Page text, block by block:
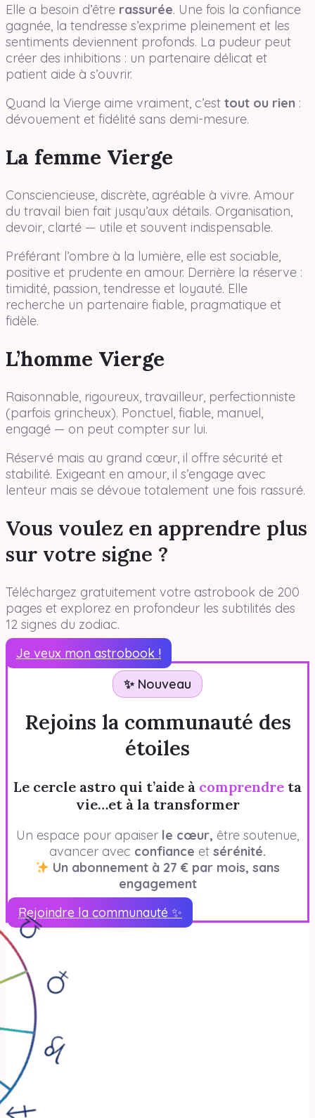
Elle a besoin d’être rassurée. Une fois la confiance
gagnée, la tendresse s’exprime pleinement et les
sentiments deviennent profonds. La pudeur peut
créer des inhibitions : un partenaire délicat et
patient aide à s’ouvrir.
Quand la Vierge aime vraiment, c’est tout ou rien :
dévouement et fidélité sans demi-mesure.
La femme Vierge
Consciencieuse, discrète, agréable à vivre. Amour
du travail bien fait jusqu’aux détails. Organisation,
devoir, clarté — utile et souvent indispensable.
Préférant l’ombre à la lumière, elle est sociable,
positive et prudente en amour. Derrière la réserve :
timidité, passion, tendresse et loyauté. Elle
recherche un partenaire fiable, pragmatique et
fidèle.
L’homme Vierge
Raisonnable, rigoureux, travailleur, perfectionniste
(parfois grincheux). Ponctuel, fiable, manuel,
engagé — on peut compter sur lui.
Réservé mais au grand cœur, il offre sécurité et
stabilité. Exigeant en amour, il s’engage avec
lenteur mais se dévoue totalement une fois rassuré.
Vous voulez en apprendre plus
sur votre signe ?
Téléchargez gratuitement votre astrobook de 200
pages et explorez en profondeur les subtilités des
12 signes du zodiac.
Je veux mon astrobook !
✨ Nouveau
Rejoins la communauté des
étoiles
Le cercle astro qui t’aide à comprendre ta
vie…et à la transformer
Un espace pour apaiser le cœur, être soutenue,
avancer avec confiance et sérénité.
Un abonnement à 27 € par mois, sans
engagement
Rejoindre la communauté ✨